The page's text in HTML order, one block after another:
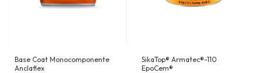
Base Coat Monocomponente
Anclaflex
SikaTop® Armatec®-110
EpoCem®